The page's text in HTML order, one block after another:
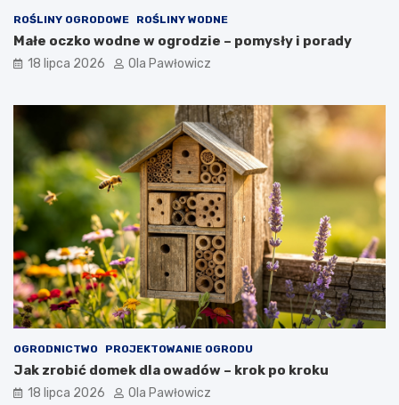
ROŚLINY OGRODOWE ROŚLINY WODNE
Małe oczko wodne w ogrodzie – pomysły i porady
18 lipca 2026 Ola Pawłowicz
OGRODNICTWO PROJEKTOWANIE OGRODU
Jak zrobić domek dla owadów – krok po kroku
18 lipca 2026 Ola Pawłowicz